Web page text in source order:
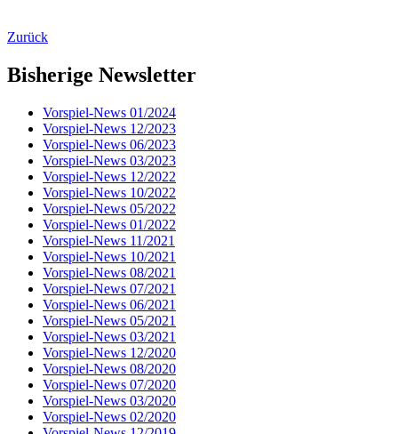
Zurück
Bisherige Newsletter
Vorspiel-News 01/2024
Vorspiel-News 12/2023
Vorspiel-News 06/2023
Vorspiel-News 03/2023
Vorspiel-News 12/2022
Vorspiel-News 10/2022
Vorspiel-News 05/2022
Vorspiel-News 01/2022
Vorspiel-News 11/2021
Vorspiel-News 10/2021
Vorspiel-News 08/2021
Vorspiel-News 07/2021
Vorspiel-News 06/2021
Vorspiel-News 05/2021
Vorspiel-News 03/2021
Vorspiel-News 12/2020
Vorspiel-News 08/2020
Vorspiel-News 07/2020
Vorspiel-News 03/2020
Vorspiel-News 02/2020